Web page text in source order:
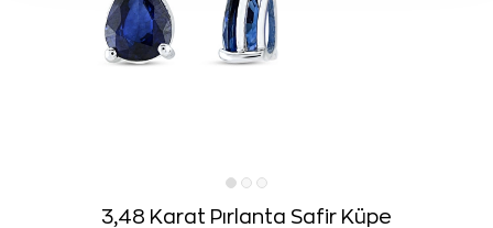
3,48 Karat Pırlanta Safir Küpe